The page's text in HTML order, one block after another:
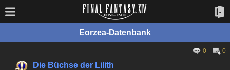
Eorzea-Datenbank
0 0
Die Büchse der Lilith